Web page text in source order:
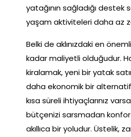
yatağının sağladığı destek
yaşam aktiviteleri daha az
Belki de aklınızdaki en
kadar maliyetli olduğudur.
kiralamak, yeni bir yatak
daha ekonomik bir alternatif
kısa süreli ihtiyaçlarınız
bütçenizi sarsmadan
akıllıca bir yoludur. Üstelik,